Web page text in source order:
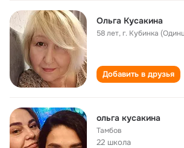
Ольга Кусакина
58 лет,г. Кубинка
Добавить в друзья
ольга кусакина
Тамбов
22 школа